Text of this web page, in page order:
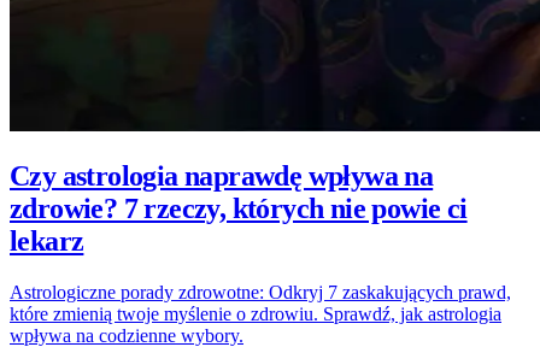
Czy astrologia naprawdę wpływa na
zdrowie? 7 rzeczy, których nie powie ci
lekarz
Astrologiczne porady zdrowotne: Odkryj 7 zaskakujących prawd,
które zmienią twoje myślenie o zdrowiu. Sprawdź, jak astrologia
wpływa na codzienne wybory.